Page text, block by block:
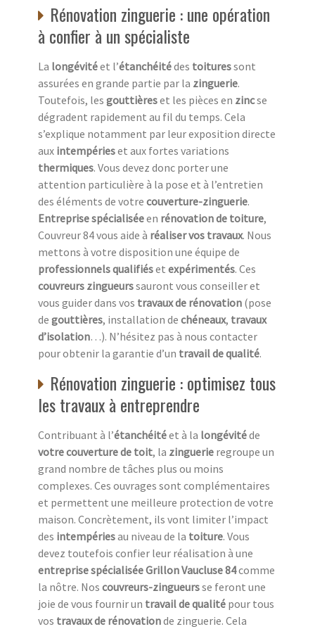
Rénovation zinguerie : une opération
à confier à un spécialiste
La longévitéet l’étanchéitédes toituressont
assurées en grande partie par la zinguerie.
Toutefois, les gouttièreset les pièces en zincse
dégradent rapidement au fil du temps. Cela
s’explique notamment par leur exposition directe
aux intempérieset aux fortes variations
thermiques. Vous devez donc porter une
attention particulière à la pose et à l’entretien
des éléments de votre couverture-zinguerie.
Entreprise spécialiséeen rénovation de toiture,
Couvreur 84 vous aide à réaliser vos travaux. Nous
mettons à votre disposition une équipe de
professionnels qualifiéset expérimentés. Ces
couvreurs zingueurssauront vous conseiller et
vous guider dans vos travaux de rénovation (pose
de gouttières, installation de chéneaux, travaux
d’isolation…). N’hésitez pas à nous contacter
pour obtenir la garantie d’un travail de qualité.
Rénovation zinguerie : optimisez tous
les travaux à entreprendre
Contribuant à l’étanchéitéet à la longévitéde
votre couverture de toit, la zinguerie regroupe un
grand nombre de tâches plus ou moins
complexes. Ces ouvrages sont complémentaires
et permettent une meilleure protection de votre
maison. Concrètement, ils vont limiter l’impact
des intempériesau niveau de la toiture. Vous
devez toutefois confier leur réalisation à une
entreprise spécialisée Grillon Vaucluse 84comme
la nôtre. Nos couvreurs-zingueursse feront une
joie de vous fournir un travail de qualité pour tous
vos travaux de rénovationde zinguerie. Cela